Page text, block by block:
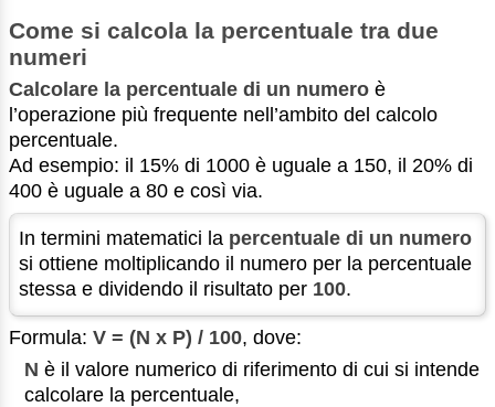
Come si calcola la percentuale tra due
numeri
Calcolare la percentuale di un numero è
l’operazione più frequente nell’ambito del calcolo
percentuale.
Ad esempio: il 15% di 1000 è uguale a 150, il 20% di
400 è uguale a 80 e così via.
In termini matematici la percentuale di un numero
si ottiene moltiplicando il numero per la percentuale
stessa e dividendo il risultato per 100.
Formula: V = (N x P) / 100, dove:
N è il valore numerico di riferimento di cui si intende
calcolare la percentuale,